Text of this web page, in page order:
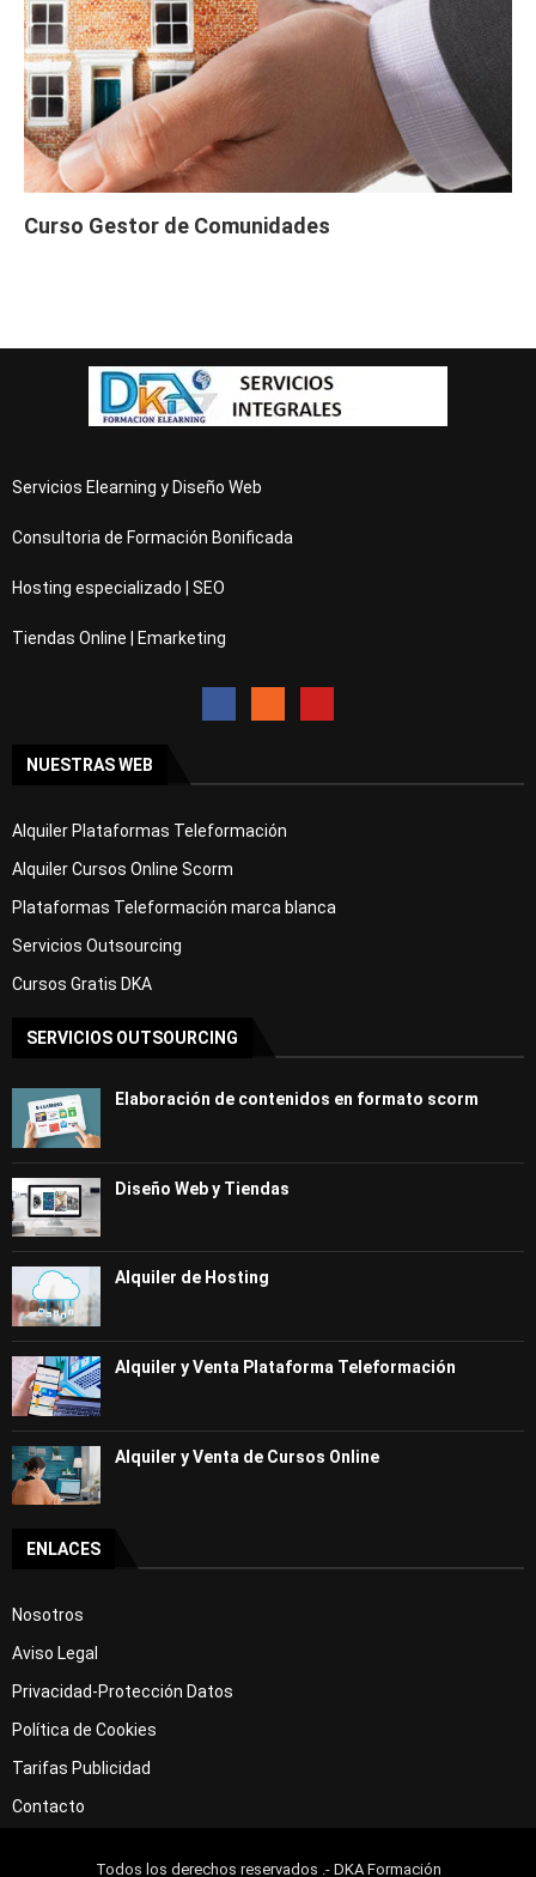
Curso Gestor de Comunidades
Servicios Elearning y Diseño Web
Consultoria de Formación Bonificada
Hosting especializado | SEO
Tiendas Online | Emarketing
NUESTRAS WEB
Alquiler Plataformas Teleformación
Alquiler Cursos Online Scorm
Plataformas Teleformación marca blanca
Servicios Outsourcing
Cursos Gratis DKA
SERVICIOS OUTSOURCING
Elaboración de contenidos en formato scorm
Diseño Web y Tiendas
Alquiler de Hosting
Alquiler y Venta Plataforma Teleformación
Alquiler y Venta de Cursos Online
ENLACES
Nosotros
Aviso Legal
Privacidad-Protección Datos
Política de Cookies
Tarifas Publicidad
Contacto
Todos los derechos reservados .- DKA Formación